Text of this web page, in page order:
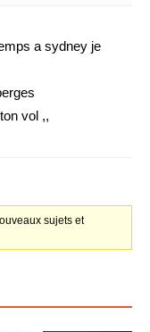
a sydney je
vol ,,
sujets et